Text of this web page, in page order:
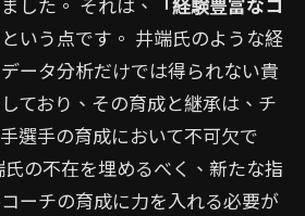
という点です。 井端氏のような経
ータ分析だけでは得られない貴
ており、その育成と継承は、チ
選手の育成において不可欠で
の不在を埋めるべく、新たな指
ーチの育成に力を入れる必要が